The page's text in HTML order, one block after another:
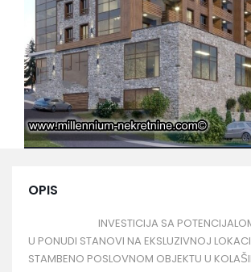
OPIS
INVESTICIJA SA
U PONUDI STANOVI NA EKSLUZIVNOJ
STAMBENO POSLOVNOM OBJEKTU U